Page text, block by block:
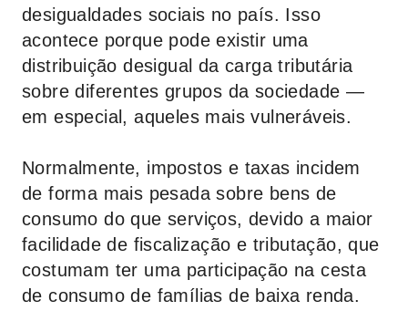
desigualdades sociais no país. Isso
acontece porque pode existir uma
distribuição desigual da carga tributária
sobre diferentes grupos da sociedade —
em especial, aqueles mais vulneráveis.
Normalmente, impostos e taxas incidem
de forma mais pesada sobre bens de
consumo do que serviços, devido a maior
facilidade de fiscalização e tributação, que
costumam ter uma participação na cesta
de consumo de famílias de baixa renda.